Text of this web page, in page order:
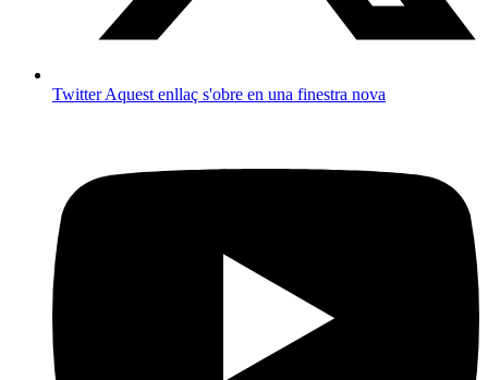
TwitterAquest enllaç s'obre en una finestra nova